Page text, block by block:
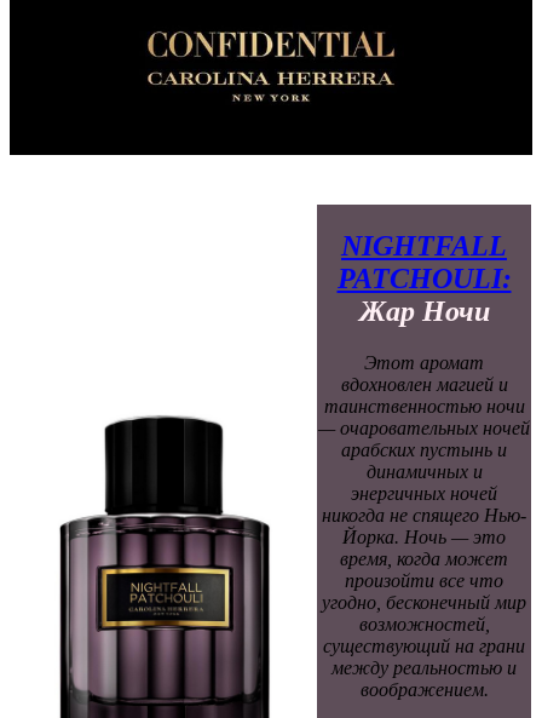
NIGHTFALL
PATCHOULI:
Жар Ночи
Этот аромат
вдохновлен магией и
таинственностью ночи
— очаровательных ночей
арабских пустынь и
динамичных и
энергичных ночей
никогда не спящего Нью-
Йорка. Ночь — это
время, когда может
произойти все что
угодно, бесконечный мир
возможностей,
существующий на грани
между реальностью и
воображением.